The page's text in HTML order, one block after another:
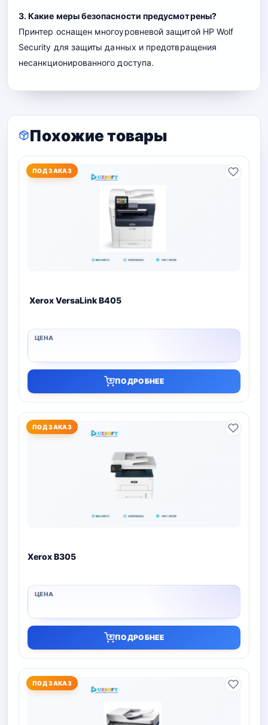
3. Какие меры безопасности предусмотрены?
Принтер оснащен многоуровневой защитой HP Wolf
Security для защиты данных и предотвращения
несанкционированного доступа.
Похожие товары
ПОД ЗАКАЗ
Xerox VersaLink B405
ПОДРОБНЕЕ
ПОД ЗАКАЗ
Xerox B305
ПОДРОБНЕЕ
ПОД ЗАКАЗ